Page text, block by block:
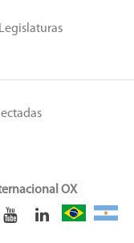
Legislaturas
OX